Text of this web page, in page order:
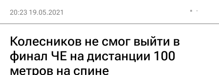
20:23 19.05.2021
Колесников не смог выйти в
финал ЧЕ на дистанции 100
метров на спине